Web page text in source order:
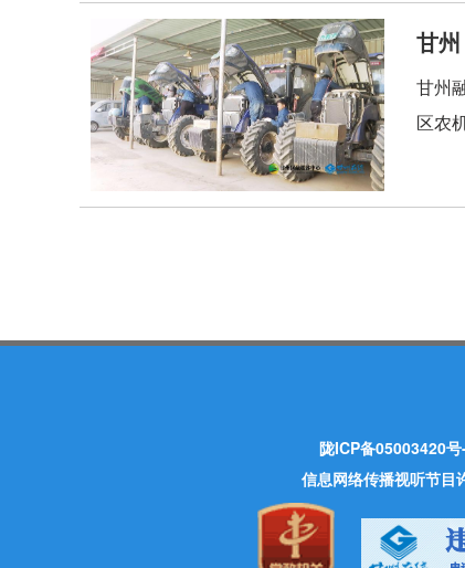
甘
甘州
区农
陇ICP备05003420号
信息网络传播视听节目